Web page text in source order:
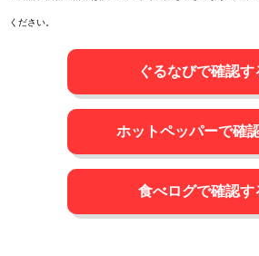
ください。
ぐるなびで確認す
ホットペッパーで確
食べログで確認す